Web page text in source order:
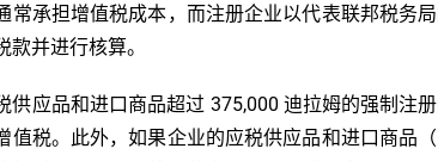
常承担增值税成本，而注册企业以代表联邦税务
款并进行核算。
供应品和进口商品超过 375,000 迪拉姆的强制注
值税。此外，如果企业的应税供应品和进口商品（